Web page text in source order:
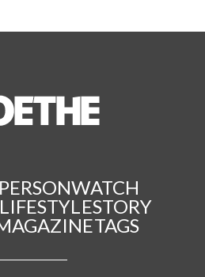
PERSONWATCH
LIFESTYLESTORY
TAGS